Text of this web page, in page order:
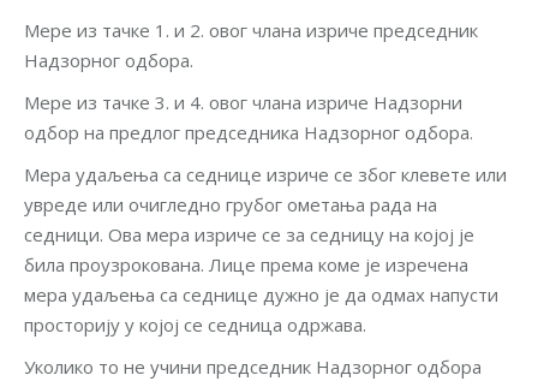
Мере из тачке 1. и 2. овог члана изриче председник
Надзорног одбора.
Мере из тачке 3. и 4. овог члана изриче Надзорни
одбор на предлог председника Надзорног одбора.
Мера удаљења са седнице изриче се због клевете или
увреде или очигледно грубог ометања рада на
седници. Ова мера изриче се за седницу на којој је
била проузрокована. Лице према коме је изречена
мера удаљења са седнице дужно је да одмах напусти
просторију у којој се седница одржава.
Уколико то не учини председник Надзорног одбора